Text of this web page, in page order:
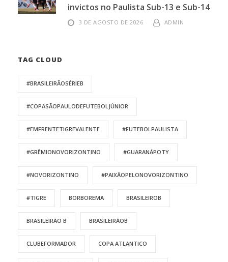
invictos no Paulista Sub-13 e Sub-14
3 DE AGOSTO DE 2026 ADMIN
TAG CLOUD
#BRASILEIRÃOSÉRIEB
#COPASÃOPAULODEFUTEBOLJÚNIOR
#EMFRENTETIGREVALENTE #FUTEBOLPAULISTA
#GRÊMIONOVORIZONTINO #GUARANÁPOTY
#NOVORIZONTINO #PAIXÃOPELONOVORIZONTINO
#TIGRE BORBOREMA BRASILEIROB
BRASILEIRÃO B BRASILEIRÃOB
CLUBEFORMADOR COPA ATLANTICO